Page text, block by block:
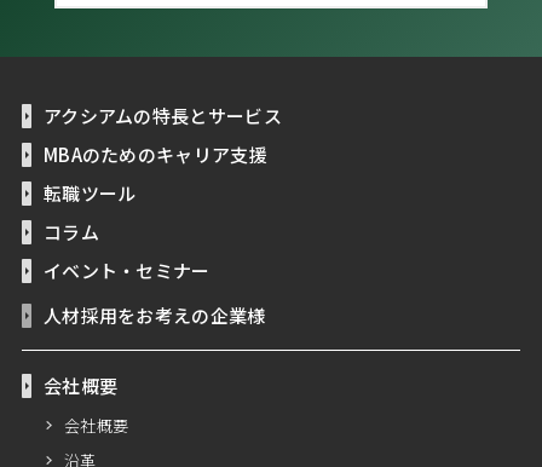
アクシアムの特長とサービス
MBAのためのキャリア支援
転職ツール
コラム
イベント・セミナー
人材採用をお考えの企業様
会社概要
会社概要
沿革